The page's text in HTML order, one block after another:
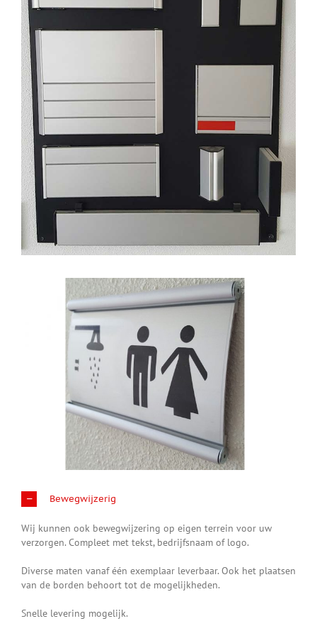
Bewegwijzerig
Wij kunnen ook bewegwijzering op eigen terrein voor uw
verzorgen. Compleet met tekst, bedrijfsnaam of logo.
Diverse maten vanaf één exemplaar leverbaar. Ook het plaatsen
van de borden behoort tot de mogelijkheden.
Snelle levering mogelijk.